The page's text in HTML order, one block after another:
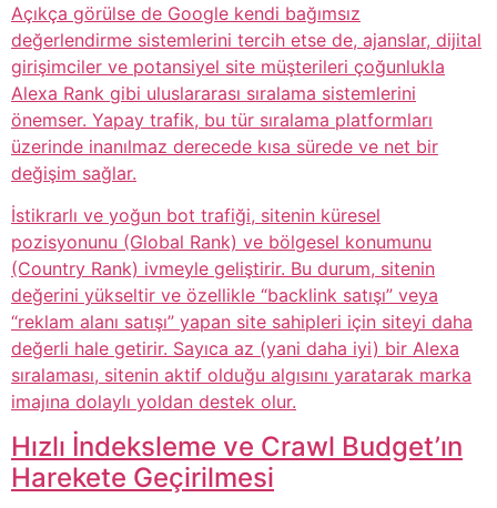
Açıkça görülse de Google kendi bağımsız
değerlendirme sistemlerini tercih etse de, ajanslar, dijital
girişimciler ve potansiyel site müşterileri çoğunlukla
Alexa Rank gibi uluslararası sıralama sistemlerini
önemser. Yapay trafik, bu tür sıralama platformları
üzerinde inanılmaz derecede kısa sürede ve net bir
değişim sağlar.
İstikrarlı ve yoğun bot trafiği, sitenin küresel
pozisyonunu (Global Rank) ve bölgesel konumunu
(Country Rank) ivmeyle geliştirir. Bu durum, sitenin
değerini yükseltir ve özellikle “backlink satışı” veya
“reklam alanı satışı” yapan site sahipleri için siteyi daha
değerli hale getirir. Sayıca az (yani daha iyi) bir Alexa
sıralaması, sitenin aktif olduğu algısını yaratarak marka
imajına dolaylı yoldan destek olur.
Hızlı İndeksleme ve Crawl Budget’ın
Harekete Geçirilmesi